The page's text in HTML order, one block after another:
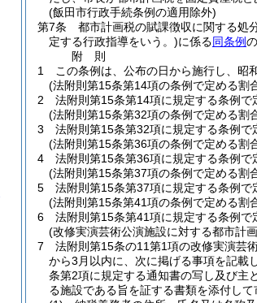
(飯田市行政手続条例の適用除外)
第7条
都市計画税の賦課徴収に関する処
定する行政指導をいう。)に係る同条例
附 則
1
この条例は、公布の日から施行し、昭
(法附則第15条第14項の条例で定める割
2
法附則第15条第14項に規定する条例で
(法附則第15条第32項の条例で定める割
3
法附則第15条第32項に規定する条例で
(法附則第15条第36項の条例で定める割
4
法附則第15条第36項に規定する条例で
(法附則第15条第37項の条例で定める割
5
法附則第15条第37項に規定する条例で
(法附則第15条第41項の条例で定める割
6
法附則第15条第41項に規定する条例で
(改修実演芸術公演施設に対する都市計
7
法附則第15条の11第1項の改修実演芸
から3月以内に、次に掲げる事項を記載
条第2項に規定する通知書の写し及び主
る施設である旨を証する書類を添付して